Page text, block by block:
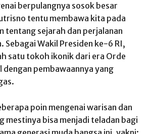
berpulangnya sosok besar
tentu membawa kita pada
tentang sejarah dan perjalanan
Sebagai Wakil Presiden ke-6 RI,
satu tokoh ikonik dari era Orde
dengan pembawaannya yang
poin mengenai warisan dan
mestinya bisa menjadi teladan bagi